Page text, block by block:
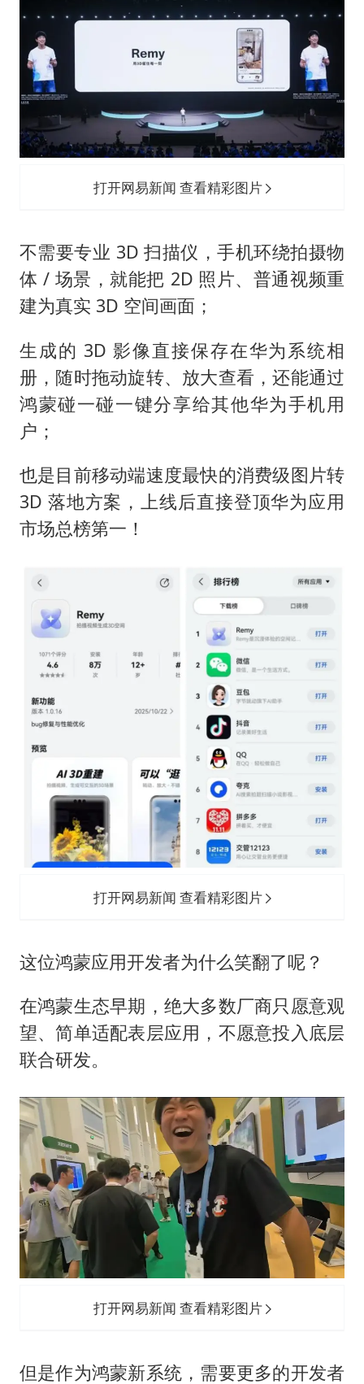
打开网易新闻 查看精彩图片
不需要专业 3D 扫描仪，手机环绕拍摄物
体 / 场景，就能把 2D 照片、普通视频重
建为真实 3D 空间画面；
生成的 3D 影像直接保存在华为系统相
册，随时拖动旋转、放大查看，还能通过
鸿蒙碰一碰一键分享给其他华为手机用
户；
也是目前移动端速度最快的消费级图片转
3D 落地方案，上线后直接登顶华为应用
市场总榜第一！
打开网易新闻 查看精彩图片
这位鸿蒙应用开发者为什么笑翻了呢？
在鸿蒙生态早期，绝大多数厂商只愿意观
望、简单适配表层应用，不愿意投入底层
联合研发。
打开网易新闻 查看精彩图片
但是作为鸿蒙新系统，需要更多的开发者